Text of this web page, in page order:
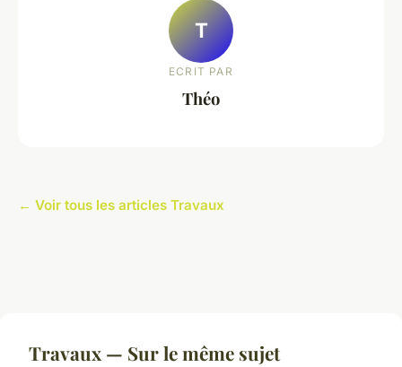
T
ECRIT PAR
Théo
← Voir tous les articles Travaux
Travaux — Sur le même sujet